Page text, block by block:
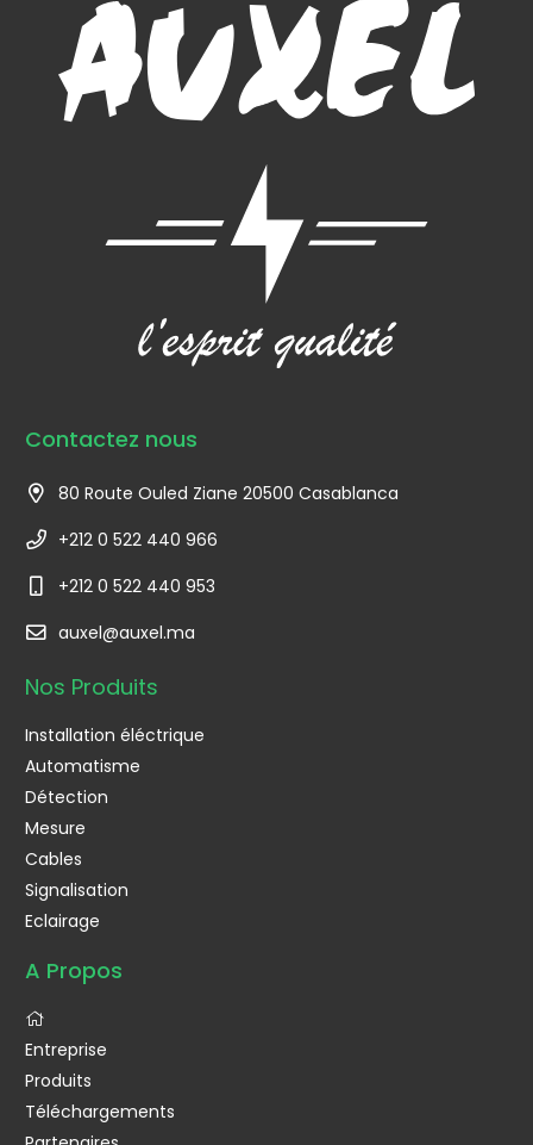
Contactez nous
80 Route Ouled Ziane 20500 Casablanca
+212 0 522 440 966
+212 0 522 440 953
auxel@auxel.ma
Nos Produits
Installation éléctrique
Automatisme
Détection
Mesure
Cables
Signalisation
Eclairage
A Propos
Entreprise
Produits
Téléchargements